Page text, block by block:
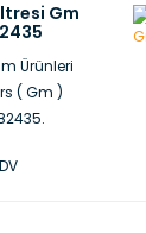
Gm
Ürünleri
( Gm )